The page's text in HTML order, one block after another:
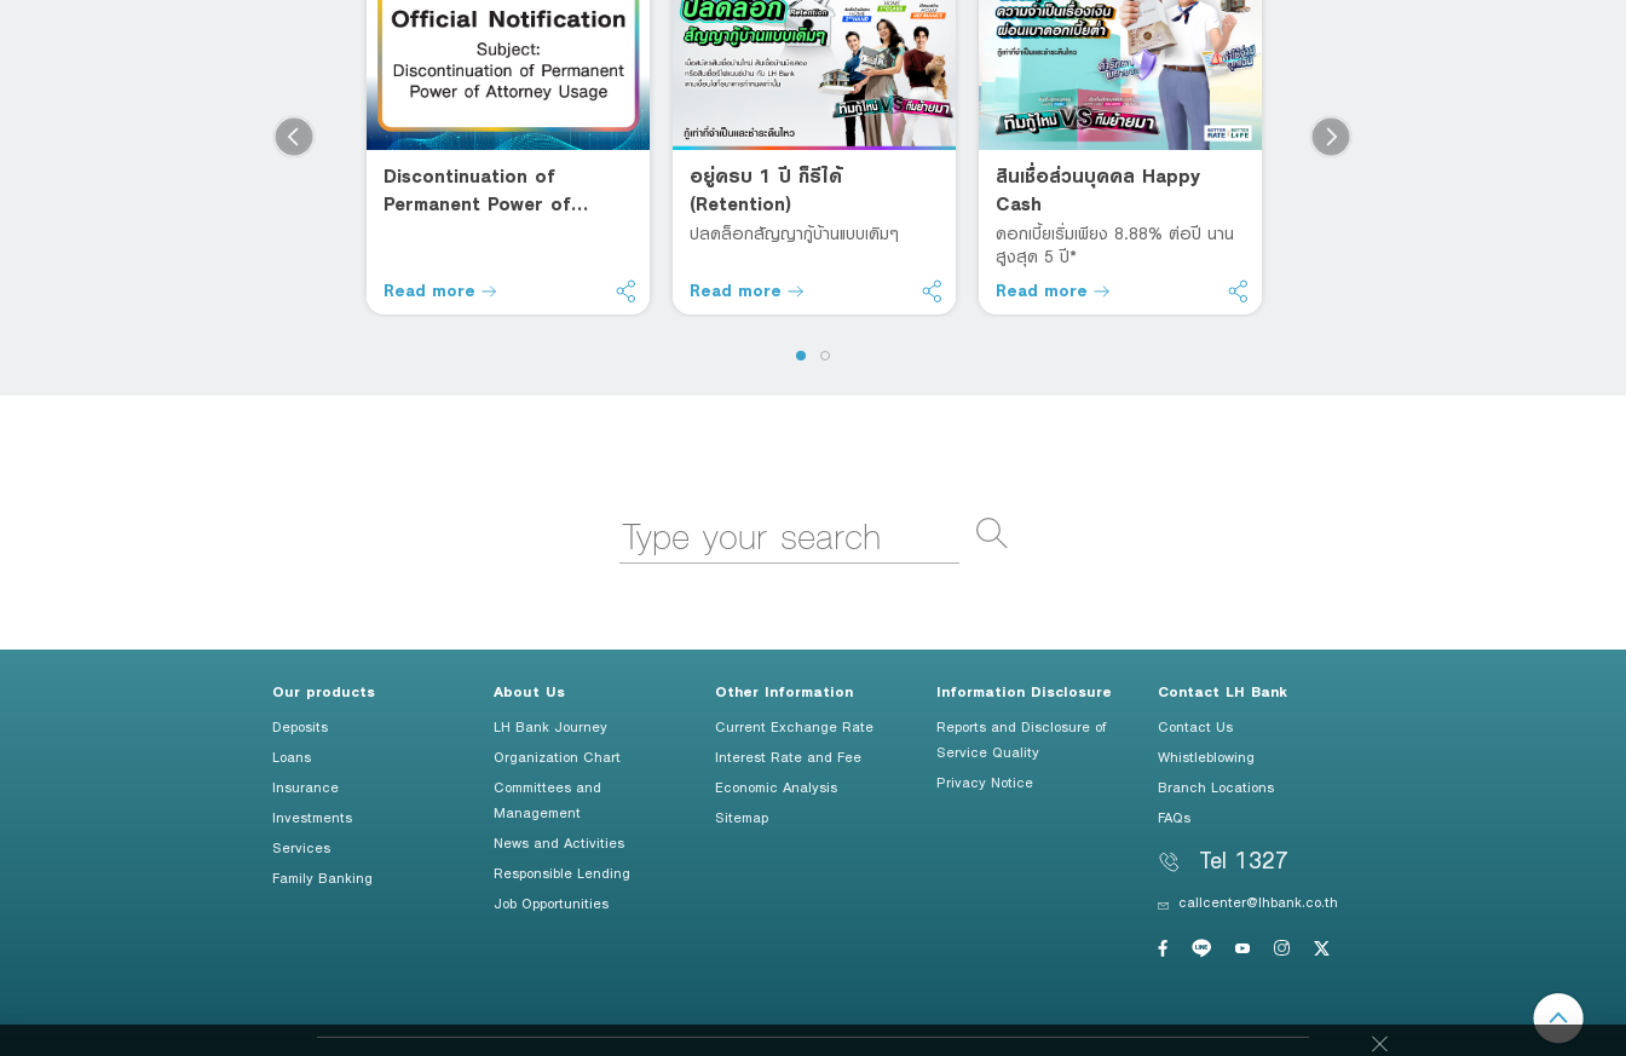
Discontinuation of
Permanent Power of
Read more
อยู่ครบ 1 ปี ก็รีได้
(Retention)
ปลดล็อกสัญญากู้บ้านแบบเดิมๆ
Read more
สินเชื่อส่วนบุคคล Happy
Cash
ดอกเบี้ยเริ่มเพียง 8.88% ต่อปี นาน
สูงสุด 5 ปี*
Read more
Our products
Deposits
Loans
Insurance
Investments
Services
Family Banking
About Us
LH Bank Journey
Organization Chart
Committees and
Management
News and Activities
Responsible Lending
Job Opportunities
Other Information
Current Exchange Rate
Interest Rate and Fee
Economic Analysis
Sitemap
Information Disclosure
Reports and Disclosure of
Service Quality
Privacy Notice
Contact LH Bank
Contact Us
Whistleblowing
Branch Locations
FAQs
Tel 1327
callcenter@lhbank.co.th